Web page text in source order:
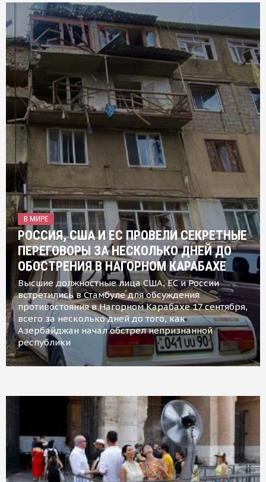
В МИРЕ
РОССИЯ, США И ЕС ПРОВЕЛИ СЕКРЕТНЫЕ
ПЕРЕГОВОРЫ ЗА НЕСКОЛЬКО ДНЕЙ ДО
ОБОСТРЕНИЯ В НАГОРНОМ КАРАБАХЕ
Высшие должностные лица США, ЕС и России
встретились в Стамбуле для обсуждения
противостояния в Нагорном Карабахе 17 сентября,
всего за несколько дней до того, как
Азербайджан начал обстрел непризнанной
республики